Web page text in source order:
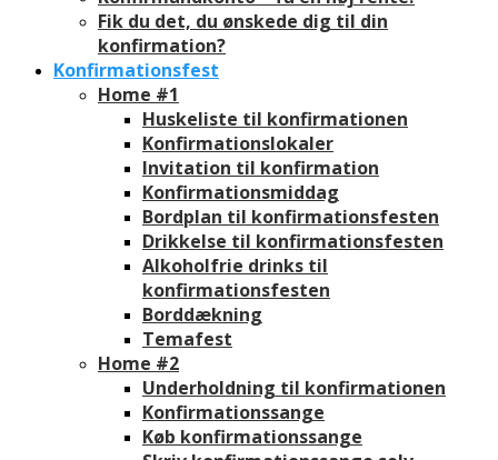
Fik du det, du ønskede dig til din
konfirmation?
Konfirmationsfest
Home #1
Huskeliste til konfirmationen
Konfirmationslokaler
Invitation til konfirmation
Konfirmationsmiddag
Bordplan til konfirmationsfesten
Drikkelse til konfirmationsfesten
Alkoholfrie drinks til
konfirmationsfesten
Borddækning
Temafest
Home #2
Underholdning til konfirmationen
Konfirmationssange
Køb konfirmationssange